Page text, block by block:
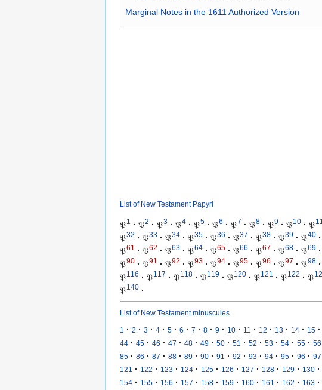
Marginal Notes in the 1611 Authorized Version
List of New Testament Papyri
𝔓1 · 𝔓2 · 𝔓3 · 𝔓4 · 𝔓5 · 𝔓6 · 𝔓7 · 𝔓8 · 𝔓9 · 𝔓10 · 𝔓11
𝔓32 · 𝔓33 · 𝔓34 · 𝔓35 · 𝔓36 · 𝔓37 · 𝔓38 · 𝔓39 · 𝔓40 ·
𝔓61 · 𝔓62 · 𝔓63 · 𝔓64 · 𝔓65 · 𝔓66 · 𝔓67 · 𝔓68 · 𝔓69 ·
𝔓90 · 𝔓91 · 𝔓92 · 𝔓93 · 𝔓94 · 𝔓95 · 𝔓96 · 𝔓97 · 𝔓98 ·
𝔓116 · 𝔓117 · 𝔓118 · 𝔓119 · 𝔓120 · 𝔓121 · 𝔓122 · 𝔓
𝔓140 ·
List of New Testament minuscules
1 · 2 · 3 · 4 · 5 · 6 · 7 · 8 · 9 · 10 · 11 · 12 · 13 · 14 · 15 ·
44 · 45 · 46 · 47 · 48 · 49 · 50 · 51 · 52 · 53 · 54 · 55 · 56
85 · 86 · 87 · 88 · 89 · 90 · 91 · 92 · 93 · 94 · 95 · 96 · 97
121 · 122 · 123 · 124 · 125 · 126 · 127 · 128 · 129 · 130 ·
154 · 155 · 156 · 157 · 158 · 159 · 160 · 161 · 162 · 163 ·